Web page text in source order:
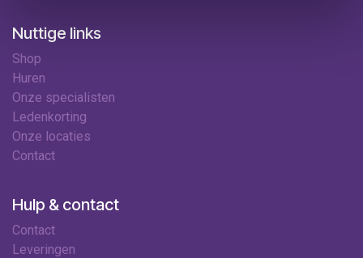
Nuttige links
Shop
Huren
Onze specialisten
Ledenkorting
Onze locaties
Contact
Hulp & contact
Contact
Leveringen